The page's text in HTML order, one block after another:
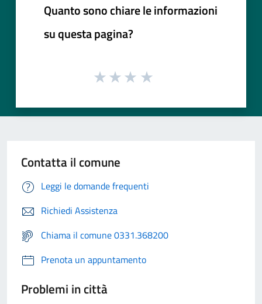
Quanto sono chiare le informazioni
su questa pagina?
Contatta il comune
Leggi le domande frequenti
Richiedi Assistenza
Chiama il comune 0331.368200
Prenota un appuntamento
Problemi in città